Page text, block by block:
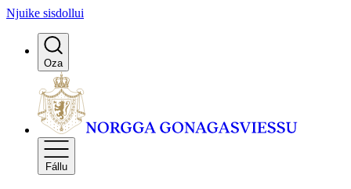
Njuike sisdollui
Oza
Fállu